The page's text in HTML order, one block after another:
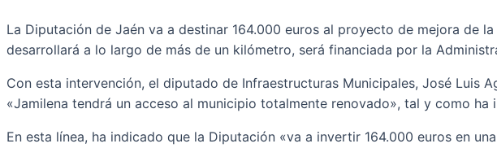
La Diputación de Jaén va a destinar 164.000 euros al proyecto de mejora de
desarrollará a lo largo de más de un kilómetro, será financiada por la
Con esta intervención, el diputado de Infraestructuras Municipales, José Luis
«Jamilena tendrá un acceso al municipio totalmente renovado», tal y como ha
En esta línea, ha indicado que la Diputación «va a invertir 164.000 euros en